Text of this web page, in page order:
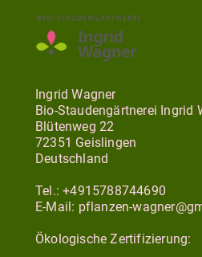
Ingrid Wagner
Bio-Staudengärtnerei Ingrid
Blütenweg 22
72351 Geislingen
Deutschland
Tel.: +4915788744690
E-Mail: pflanzen-
Ökologische Zertifizierung: